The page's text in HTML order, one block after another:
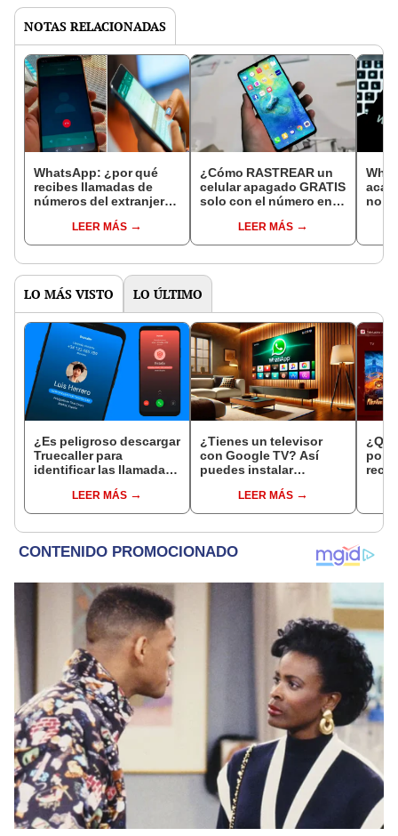
NOTAS RELACIONADAS
WhatsApp: ¿por qué
recibes llamadas de
números del extranjero
evitarlas?LEER MÁS
¿Cómo RASTREAR un
celular apagado GRATIS
solo con el número en
LEER MÁS
no
LO MÁS VISTO LO ÚLTIMO
¿Es peligroso descargar
Truecaller para
identificar las llamadas
desconocidos?
LEER MÁS
¿Tienes un televisor
con Google TV? Así
puedes instalar
TV y abrir tu cuenta
LEER MÁS
por